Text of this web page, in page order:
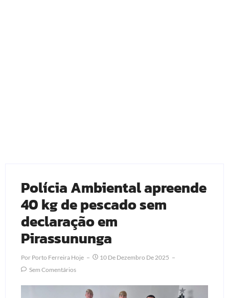
Polícia Ambiental apreende
40 kg de pescado sem
declaração em
Pirassununga
Por Porto Ferreira Hoje
10 De Dezembro De 2025
Sem Comentários